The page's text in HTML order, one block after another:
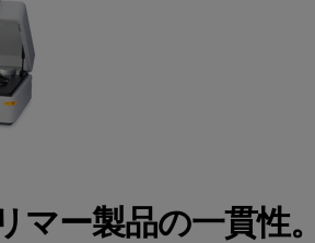
マー製品の一貫性